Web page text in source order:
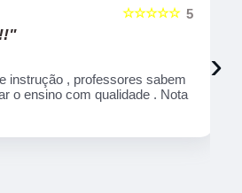
5
☆☆☆☆☆
instrução , professores sabem
o ensino com qualidade . Nota
›